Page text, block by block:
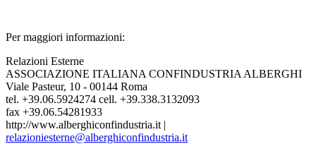
Per maggiori informazioni:
Relazioni Esterne
ASSOCIAZIONE ITALIANA CONFINDUSTRIA ALBERGHI
Viale Pasteur, 10 - 00144 Roma
tel. +39.06.5924274 cell. +39.338.3132093
fax +39.06.54281933
http://www.alberghiconfindustria.it |
relazioniesterne@alberghiconfindustria.it